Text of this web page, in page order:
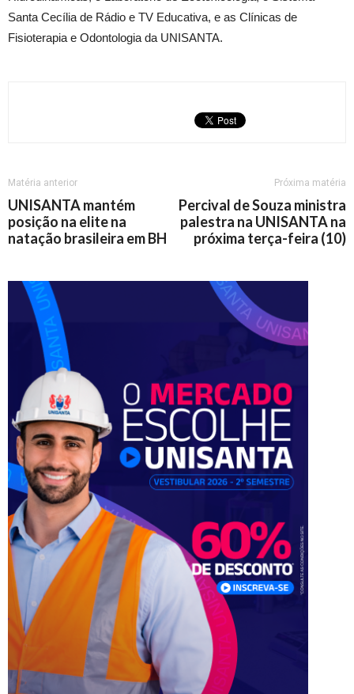
Santa Cecília de Rádio e TV Educativa, e as Clínicas de
Fisioterapia e Odontologia da UNISANTA.
Matéria anterior
UNISANTA mantém
posição na elite na
natação brasileira em BH
Próxima matéria
Percival de Souza ministra
palestra na UNISANTA na
próxima terça-feira (10)